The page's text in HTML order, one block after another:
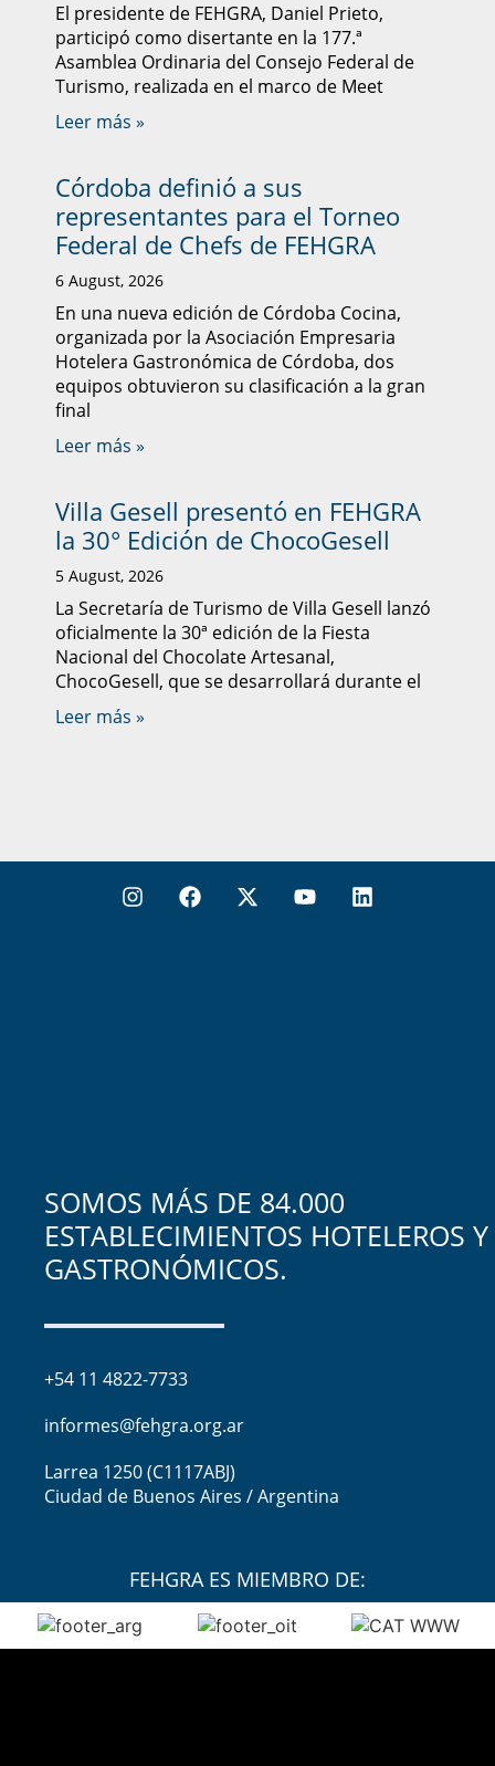
El presidente de FEHGRA, Daniel Prieto,
participó como disertante en la 177.ª
Asamblea Ordinaria del Consejo Federal de
Turismo, realizada en el marco de Meet
Leer más »
Córdoba definió a sus
representantes para el Torneo
Federal de Chefs de FEHGRA
6 August, 2026
En una nueva edición de Córdoba Cocina,
organizada por la Asociación Empresaria
Hotelera Gastronómica de Córdoba, dos
equipos obtuvieron su clasificación a la gran
final
Leer más »
Villa Gesell presentó en FEHGRA
la 30° Edición de ChocoGesell
5 August, 2026
La Secretaría de Turismo de Villa Gesell lanzó
oficialmente la 30ª edición de la Fiesta
Nacional del Chocolate Artesanal,
ChocoGesell, que se desarrollará durante el
Leer más »
SOMOS MÁS DE 84.000
ESTABLECIMIENTOS HOTELEROS Y
GASTRONÓMICOS.
+54 11 4822-7733
informes@fehgra.org.ar
Larrea 1250 (C1117ABJ)
Ciudad de Buenos Aires / Argentina
FEHGRA ES MIEMBRO DE: